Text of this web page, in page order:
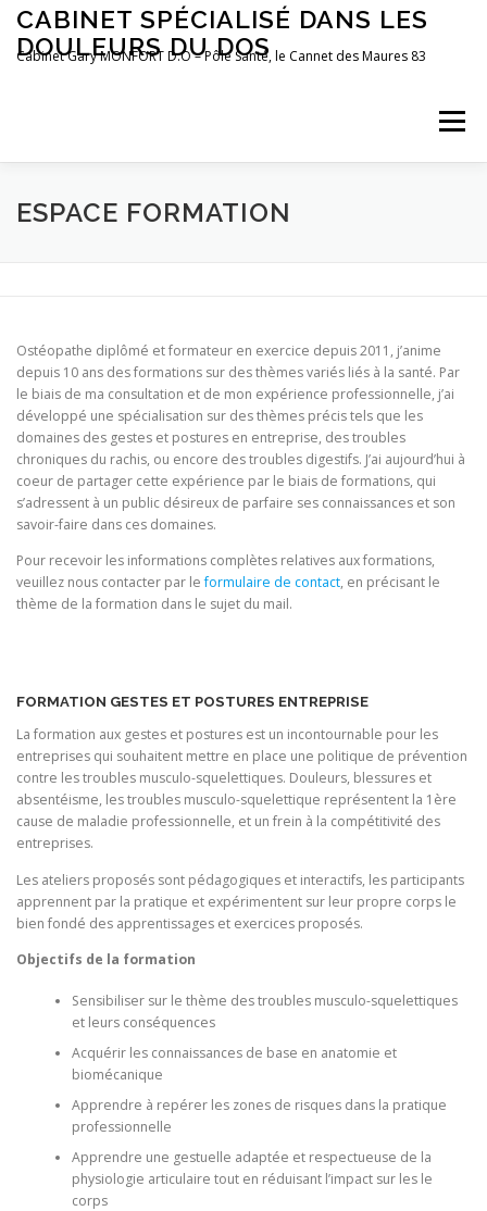
Aller
contenu
CABINET SPÉCIALISÉ DANS LES
DOULEURS DU DOS
Cabinet Gary MONFORT D.O – Pôle Santé, le Cannet des Maures 83
Menu
LE CABINET OSTÉOPATHIE
ESPACE FORMATION
Ostéopathe diplômé et formateur en exercice depuis 2011, j’anime
depuis 10 ans des formations sur des thèmes variés liés à la santé. Par
le biais de ma consultation et de mon expérience professionnelle, j’ai
développé une spécialisation sur des thèmes précis tels que les
domaines des gestes et postures en entreprise, des troubles
chroniques du rachis, ou encore des troubles digestifs. J’ai aujourd’hui à
coeur de partager cette expérience par le biais de formations, qui
s’adressent à un public désireux de parfaire ses connaissances et son
savoir-faire dans ces domaines.
Pour recevoir les informations complètes relatives aux formations,
veuillez nous contacter par leformulaire de contact, en précisant le
thème de la formation dans le sujet du mail.
FORMATION GESTES ET POSTURES ENTREPRISE
La formation aux gestes et postures est un incontournable pour les
entreprises qui souhaitent mettre en place une politique de prévention
contre les troubles musculo-squelettiques. Douleurs, blessures et
absentéisme, les troubles musculo-squelettique représentent la 1ère
cause de maladie professionnelle, et un frein à la compétitivité des
entreprises.
Les ateliers proposés sont pédagogiques et interactifs, les participants
apprennent par la pratique et expérimentent sur leur propre corps le
bien fondé des apprentissages et exercices proposés.
Objectifs de la formation
Sensibiliser sur le thème des troubles musculo-squelettiques
et leurs conséquences
Acquérir les connaissances de base en anatomie et
biomécanique
Apprendre à repérer les zones de risques dans la pratique
professionnelle
Apprendre une gestuelle adaptée et respectueuse de la
physiologie articulaire tout en réduisant l’impact sur les le
corps